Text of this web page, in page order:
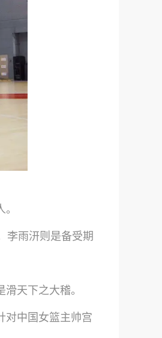
李雨汧则是备受期
天下之大稽。
对中国女篮主帅宫